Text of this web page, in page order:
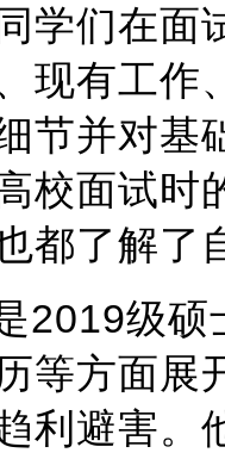
学们在面
现有工作
节并对基
校面试时
都了解了
2019级硕
等方面展
利避害。